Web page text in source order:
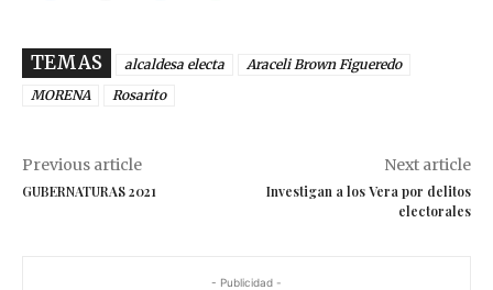
TEMAS alcaldesa electa
Araceli Brown Figueredo
MORENA
Rosarito
Previous article
GUBERNATURAS 2021
Next article
Investigan a los Vera por delitos
electorales
- Publicidad -